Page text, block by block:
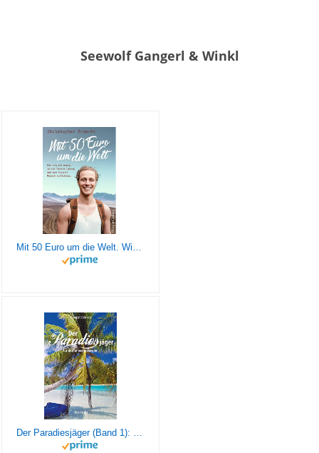
Seewolf Gangerl & Winkl
Mit 50 Euro um die Welt. Wie ich mit wenig in der Tasche loszog und als reicher Mensch zurückkam
Der Paradiesjäger (Band 1): Für immer ausgestiegen